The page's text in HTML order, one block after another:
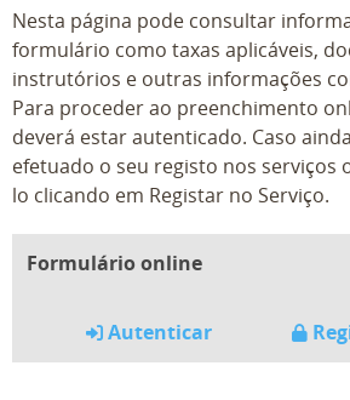
Nesta página pode consultar
formulário como taxas aplicáveis,
instrutórios e outras informações
Para proceder ao preenchimento
deverá estar autenticado. Caso
efetuado o seu registo nos serviços
lo clicando em Registar no Serviço.
Formulário online
Autenticar